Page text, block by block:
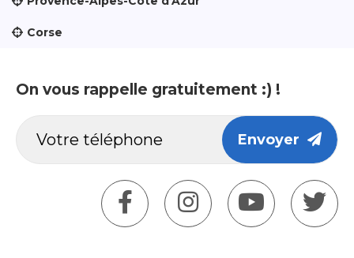
Corse
On vous rappelle gratuitement :) !
Envoyer